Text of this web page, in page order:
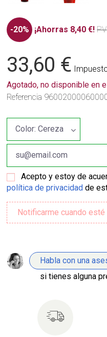
-20% ¡Ahorras 8,40 €!
33,60 €
Agotado, no disponible en
Referencia
Acepto y estoy de
política de privacidad de
Habla con una
si tienes alguna